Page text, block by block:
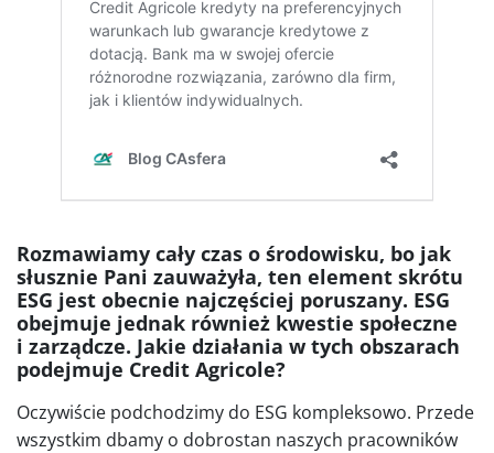
Rozmawiamy cały czas o środowisku, bo jak
słusznie Pani zauważyła, ten element skrótu
ESG jest obecnie najczęściej poruszany. ESG
obejmuje jednak również kwestie społeczne
i zarządcze. Jakie działania w tych obszarach
podejmuje Credit Agricole?
Oczywiście podchodzimy do ESG kompleksowo. Przede
wszystkim dbamy o dobrostan naszych pracowników